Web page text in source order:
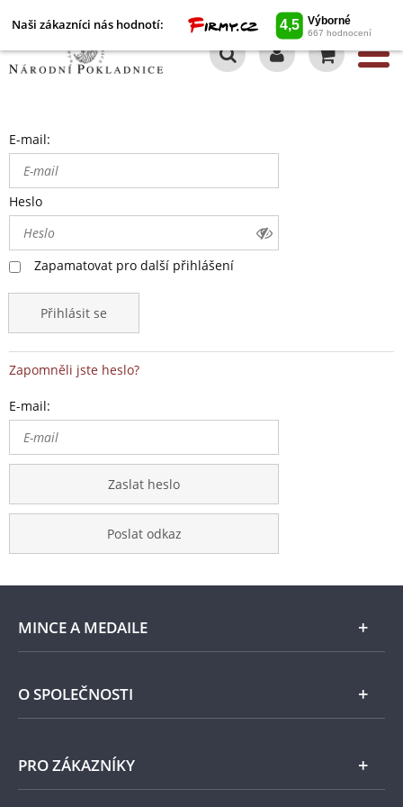
Naši zákazníci nás hodnotí:
E-mail:
Heslo
Zapamatovat pro další přihlášení
Přihlásit se
Zapomněli jste heslo?
E-mail:
Zaslat heslo
Poslat odkaz
MINCE A MEDAILE
E-shop
Stříbro
O SPOLEČNOSTI
Národní Pokladnice
PRO ZÁKAZNÍKY